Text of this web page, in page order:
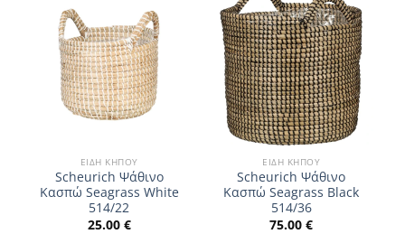
ΕΊΔΗ ΚΉΠΟΥ
Scheurich Ψάθινο
Κασπώ Seagrass White
514/22
25.00 €
ΕΊΔΗ ΚΉΠΟΥ
Scheurich Ψάθινο
Κασπώ Seagrass Black
514/36
75.00€